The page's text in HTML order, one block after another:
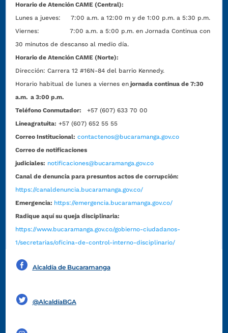
Horario de Atención CAME (Central):
Lunes a jueves: 7:00 a.m. a 12:00 m y de 1:00 p.m. a 5:30 p.m.
Viernes: 7:00 a.m. a 5:00 p.m. en Jornada Continua con
30 minutos de descanso al medio día.
Horario de Atención CAME (Norte):
Dirección:Carrera 12 #16N-84 del barrio Kennedy.
Horario habitual de lunes a viernes en jornada continua de 7:30
a.m. a 3:00 p.m.
Teléfono Conmutador:
+57 (607) 633 70 00
Líneagratuita: +57 (607) 652 55 55
Correo Institucional: contactenos@bucaramanga.gov.co
Correo de notificaciones
judiciales: notificaciones@bucaramanga.gov.co
Canal de denuncia para presuntos actos de corrupción:
https://canaldenuncia.bucaramanga.gov.co/
Emergencia: https://emergencia.bucaramanga.gov.co/
Radique aquí su queja disciplinaria:
https://www.bucaramanga.gov.co/gobierno-ciudadanos-
1/secretarias/oficina-de-control-interno-disciplinario/
Alcaldía de Bucaramanga
@AlcaldíaBGA